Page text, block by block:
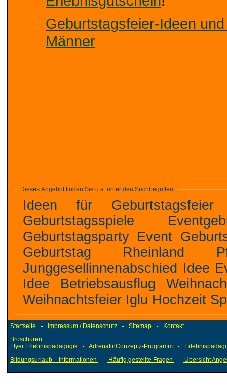
Geburtstagsfeier-Ideen
Männer
Dieses Angebot finden Sie u.a. unter den Suchbegriffen:
Ideen für Geburtstagsfeier Mottoparty Ideen für
Geburtstagsspiele Eventgeburtstag Eventgeschenke Event
Geburtstagsparty Event Geburtstagslocation sehr beliebt Feierlocation
Geburtstag Rheinland Pfalz Idee
Junggesellinnenabschied Idee Eventhochzeit Hochzeitsevent Mottoparty
Idee Betriebsausflug Weihnachtsfeier Hütte Vereinsausflug Sommer
Startseite - Impressum / Datenschutz - Sitemap -
Kontakt
Broschüren:
Flyer Erlebnispädagogik
- AdrenalinConzeptz-Programm -
Bildungsurlaub – Informationen
- Häufig gestellte Fragen - Übersicht